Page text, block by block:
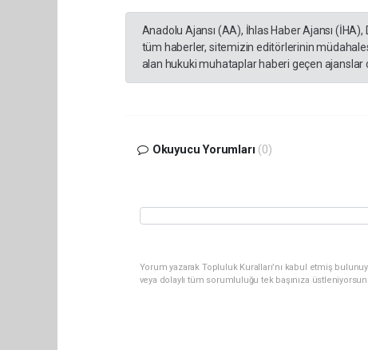
Anadolu Ajansı (AA), İhlas Haber Ajansı
tüm haberler, sitemizin editörlerinin
alan hukuki muhataplar haberi geçen
Okuyucu Yorumları (0)
Yorum yazarak Topluluk Kuralları’nı kabul etmiş
veya dolaylı tüm sorumluluğu tek başınıza